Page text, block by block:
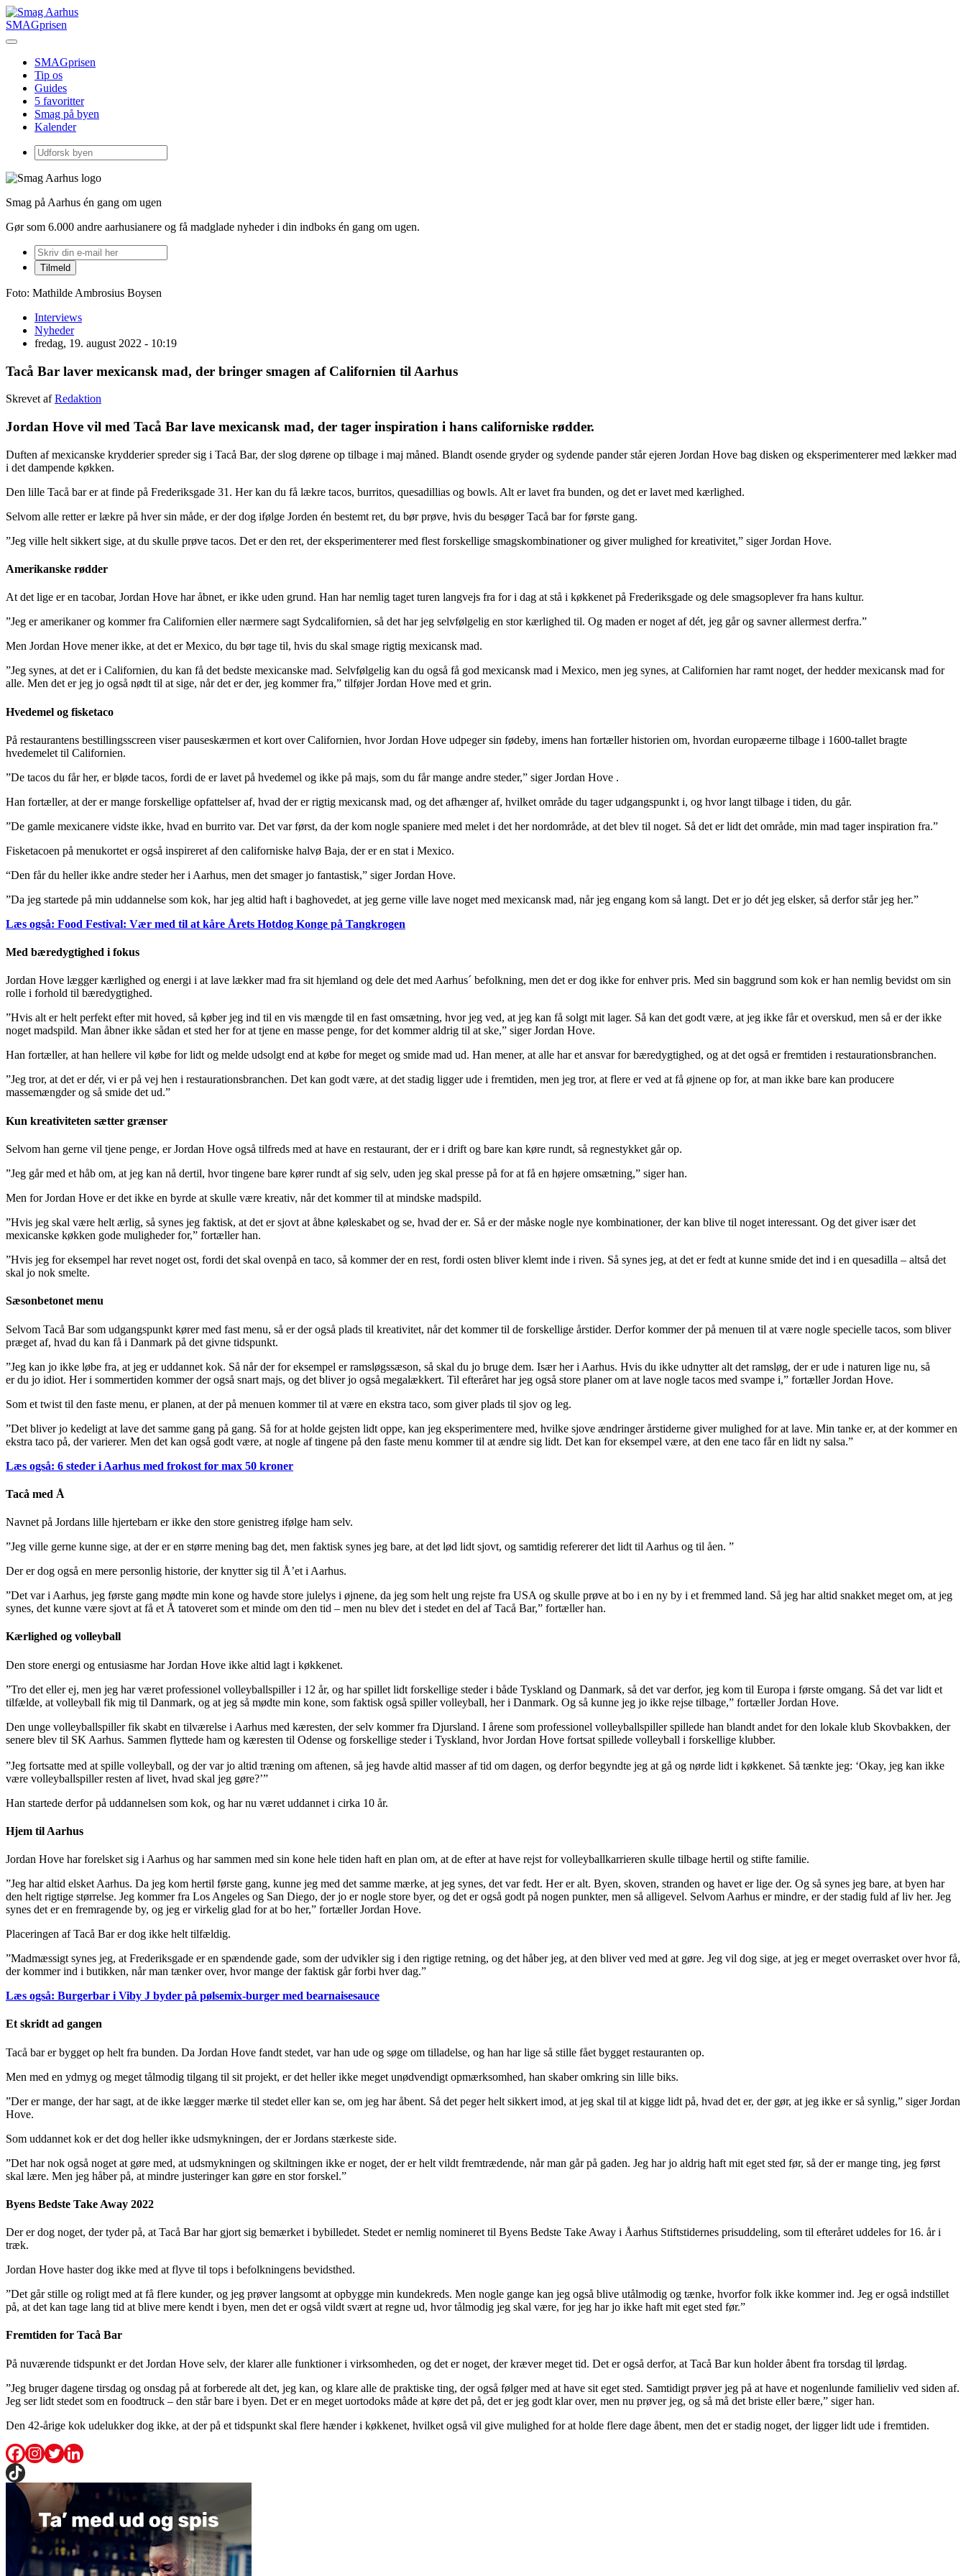
SMAGprisen
SMAGprisen
Tip os
Guides
5 favoritter
Smag på byen
Kalender
Smag på Aarhus én gang om ugen
Gør som 6.000 andre aarhusianere og få madglade nyheder i din indboks én gang om ugen.
Foto: Mathilde Ambrosius Boysen
Interviews
Nyheder
fredag, 19. august 2022 - 10:19
Tacå Bar laver mexicansk mad, der bringer smagen af Californien til Aarhus
Skrevet afRedaktion
Jordan Hove vil med Tacå Bar lave mexicansk mad, der tager inspiration i hans californiske rødder.
Duften af mexicanske krydderier spreder sig i Tacå Bar, der slog dørene op tilbage i maj måned. Blandt osende gryder og sydende pander står ejeren Jordan Hove bag disken og eksperimenterer med lækker mad
i det dampende køkken.
Den lille Tacå bar er at finde på Frederiksgade 31. Her kan du få lækre tacos, burritos, quesadillias og bowls. Alt er lavet fra bunden, og det er lavet med kærlighed.
Selvom alle retter er lækre på hver sin måde, er der dog ifølge Jorden én bestemt ret, du bør prøve, hvis du besøger Tacå bar for første gang.
”Jeg ville helt sikkert sige, at du skulle prøve tacos. Det er den ret, der eksperimenterer med flest forskellige smagskombinationer og giver mulighed for kreativitet,” siger Jordan Hove.
Amerikanske rødder
At det lige er en tacobar, Jordan Hove har åbnet, er ikke uden grund. Han har nemlig taget turen langvejs fra for i dag at stå i køkkenet på Frederiksgade og dele smagsoplever fra hans kultur.
”Jeg er amerikaner og kommer fra Californien eller nærmere sagt Sydcalifornien, så det har jeg selvfølgelig en stor kærlighed til. Og maden er noget af dét, jeg går og savner allermest derfra.”
Men Jordan Hove mener ikke, at det er Mexico, du bør tage til, hvis du skal smage rigtig mexicansk mad.
”Jeg synes, at det er i Californien, du kan få det bedste mexicanske mad. Selvfølgelig kan du også få god mexicansk mad i Mexico, men jeg synes, at Californien har ramt noget, der hedder mexicansk mad for
alle. Men det er jeg jo også nødt til at sige, når det er der, jeg kommer fra,” tilføjer Jordan Hove med et grin.
Hvedemel og fisketaco
På restaurantens bestillingsscreen viser pauseskærmen et kort over Californien, hvor Jordan Hove udpeger sin fødeby, imens han fortæller historien om, hvordan europæerne tilbage i 1600-tallet bragte
hvedemelet til Californien.
”De tacos du får her, er bløde tacos, fordi de er lavet på hvedemel og ikke på majs, som du får mange andre steder,” siger Jordan Hove .
Han fortæller, at der er mange forskellige opfattelser af, hvad der er rigtig mexicansk mad, og det afhænger af, hvilket område du tager udgangspunkt i, og hvor langt tilbage i tiden, du går.
”De gamle mexicanere vidste ikke, hvad en burrito var. Det var først, da der kom nogle spaniere med melet i det her nordområde, at det blev til noget. Så det er lidt det område, min mad tager inspiration fra.”
Fisketacoen på menukortet er også inspireret af den californiske halvø Baja, der er en stat i Mexico.
“Den får du heller ikke andre steder her i Aarhus, men det smager jo fantastisk,” siger Jordan Hove.
”Da jeg startede på min uddannelse som kok, har jeg altid haft i baghovedet, at jeg gerne ville lave noget med mexicansk mad, når jeg engang kom så langt. Det er jo dét jeg elsker, så derfor står jeg her.”
Læs også: Food Festival: Vær med til at kåre Årets Hotdog Konge på Tangkrogen
Med bæredygtighed i fokus
Jordan Hove lægger kærlighed og energi i at lave lækker mad fra sit hjemland og dele det med Aarhus´ befolkning, men det er dog ikke for enhver pris. Med sin baggrund som kok er han nemlig bevidst om sin
rolle i forhold til bæredygtighed.
”Hvis alt er helt perfekt efter mit hoved, så køber jeg ind til en vis mængde til en fast omsætning, hvor jeg ved, at jeg kan få solgt mit lager. Så kan det godt være, at jeg ikke får et overskud, men så er der ikke
noget madspild. Man åbner ikke sådan et sted her for at tjene en masse penge, for det kommer aldrig til at ske,” siger Jordan Hove.
Han fortæller, at han hellere vil købe for lidt og melde udsolgt end at købe for meget og smide mad ud. Han mener, at alle har et ansvar for bæredygtighed, og at det også er fremtiden i restaurationsbranchen.
”Jeg tror, at det er dér, vi er på vej hen i restaurationsbranchen. Det kan godt være, at det stadig ligger ude i fremtiden, men jeg tror, at flere er ved at få øjnene op for, at man ikke bare kan producere
massemængder og så smide det ud.”
Kun kreativiteten sætter grænser
Selvom han gerne vil tjene penge, er Jordan Hove også tilfreds med at have en restaurant, der er i drift og bare kan køre rundt, så regnestykket går op.
”Jeg går med et håb om, at jeg kan nå dertil, hvor tingene bare kører rundt af sig selv, uden jeg skal presse på for at få en højere omsætning,” siger han.
Men for Jordan Hove er det ikke en byrde at skulle være kreativ, når det kommer til at mindske madspild.
”Hvis jeg skal være helt ærlig, så synes jeg faktisk, at det er sjovt at åbne køleskabet og se, hvad der er. Så er der måske nogle nye kombinationer, der kan blive til noget interessant. Og det giver især det
mexicanske køkken gode muligheder for,” fortæller han.
”Hvis jeg for eksempel har revet noget ost, fordi det skal ovenpå en taco, så kommer der en rest, fordi osten bliver klemt inde i riven. Så synes jeg, at det er fedt at kunne smide det ind i en quesadilla – altså det
skal jo nok smelte.
Sæsonbetonet menu
Selvom Tacå Bar som udgangspunkt kører med fast menu, så er der også plads til kreativitet, når det kommer til de forskellige årstider. Derfor kommer der på menuen til at være nogle specielle tacos, som bliver
præget af, hvad du kan få i Danmark på det givne tidspunkt.
”Jeg kan jo ikke løbe fra, at jeg er uddannet kok. Så når der for eksempel er ramsløgssæson, så skal du jo bruge dem. Især her i Aarhus. Hvis du ikke udnytter alt det ramsløg, der er ude i naturen lige nu, så
er du jo idiot. Her i sommertiden kommer der også snart majs, og det bliver jo også megalækkert. Til efteråret har jeg også store planer om at lave nogle tacos med svampe i,” fortæller Jordan Hove.
Som et twist til den faste menu, er planen, at der på menuen kommer til at være en ekstra taco, som giver plads til sjov og leg.
”Det bliver jo kedeligt at lave det samme gang på gang. Så for at holde gejsten lidt oppe, kan jeg eksperimentere med, hvilke sjove ændringer årstiderne giver mulighed for at lave. Min tanke er, at der kommer en
ekstra taco på, der varierer. Men det kan også godt være, at nogle af tingene på den faste menu kommer til at ændre sig lidt. Det kan for eksempel være, at den ene taco får en lidt ny salsa.”
Læs også: 6 steder i Aarhus med frokost for max 50 kroner
Tacå med Å
Navnet på Jordans lille hjertebarn er ikke den store genistreg ifølge ham selv.
”Jeg ville gerne kunne sige, at der er en større mening bag det, men faktisk synes jeg bare, at det lød lidt sjovt, og samtidig refererer det lidt til Aarhus og til åen. ”
Der er dog også en mere personlig historie, der knytter sig til Å’et i Aarhus.
”Det var i Aarhus, jeg første gang mødte min kone og havde store julelys i øjnene, da jeg som helt ung rejste fra USA og skulle prøve at bo i en ny by i et fremmed land. Så jeg har altid snakket meget om, at jeg
synes, det kunne være sjovt at få et Å tatoveret som et minde om den tid – men nu blev det i stedet en del af Tacå Bar,” fortæller han.
Kærlighed og volleyball
Den store energi og entusiasme har Jordan Hove ikke altid lagt i køkkenet.
”Tro det eller ej, men jeg har været professionel volleyballspiller i 12 år, og har spillet lidt forskellige steder i både Tyskland og Danmark, så det var derfor, jeg kom til Europa i første omgang. Så det var lidt et
tilfælde, at volleyball fik mig til Danmark, og at jeg så mødte min kone, som faktisk også spiller volleyball, her i Danmark. Og så kunne jeg jo ikke rejse tilbage,” fortæller Jordan Hove.
Den unge volleyballspiller fik skabt en tilværelse i Aarhus med kæresten, der selv kommer fra Djursland. I årene som professionel volleyballspiller spillede han blandt andet for den lokale klub Skovbakken, der
senere blev til SK Aarhus. Sammen flyttede ham og kæresten til Odense og forskellige steder i Tyskland, hvor Jordan Hove fortsat spillede volleyball i forskellige klubber.
”Jeg fortsatte med at spille volleyball, og der var jo altid træning om aftenen, så jeg havde altid masser af tid om dagen, og derfor begyndte jeg at gå og nørde lidt i køkkenet. Så tænkte jeg: ‘Okay, jeg kan ikke
være volleyballspiller resten af livet, hvad skal jeg gøre?’”
Han startede derfor på uddannelsen som kok, og har nu været uddannet i cirka 10 år.
Hjem til Aarhus
Jordan Hove har forelsket sig i Aarhus og har sammen med sin kone hele tiden haft en plan om, at de efter at have rejst for volleyballkarrieren skulle tilbage hertil og stifte familie.
”Jeg har altid elsket Aarhus. Da jeg kom hertil første gang, kunne jeg med det samme mærke, at jeg synes, det var fedt. Her er alt. Byen, skoven, stranden og havet er lige der. Og så synes jeg bare, at byen har
den helt rigtige størrelse. Jeg kommer fra Los Angeles og San Diego, der jo er nogle store byer, og det er også godt på nogen punkter, men så alligevel. Selvom Aarhus er mindre, er der stadig fuld af liv her. Jeg
synes det er en fremragende by, og jeg er virkelig glad for at bo her,” fortæller Jordan Hove.
Placeringen af Tacå Bar er dog ikke helt tilfældig.
”Madmæssigt synes jeg, at Frederiksgade er en spændende gade, som der udvikler sig i den rigtige retning, og det håber jeg, at den bliver ved med at gøre. Jeg vil dog sige, at jeg er meget overrasket over hvor få,
der kommer ind i butikken, når man tænker over, hvor mange der faktisk går forbi hver dag.”
Læs også: Burgerbar i Viby J byder på pølsemix-burger med bearnaisesauce
Et skridt ad gangen
Tacå bar er bygget op helt fra bunden. Da Jordan Hove fandt stedet, var han ude og søge om tilladelse, og han har lige så stille fået bygget restauranten op.
Men med en ydmyg og meget tålmodig tilgang til sit projekt, er det heller ikke meget unødvendigt opmærksomhed, han skaber omkring sin lille biks.
”Der er mange, der har sagt, at de ikke lægger mærke til stedet eller kan se, om jeg har åbent. Så det peger helt sikkert imod, at jeg skal til at kigge lidt på, hvad det er, der gør, at jeg ikke er så synlig,” siger Jordan
Hove.
Som uddannet kok er det dog heller ikke udsmykningen, der er Jordans stærkeste side.
”Det har nok også noget at gøre med, at udsmykningen og skiltningen ikke er noget, der er helt vildt fremtrædende, når man går på gaden. Jeg har jo aldrig haft mit eget sted før, så der er mange ting, jeg først
skal lære. Men jeg håber på, at mindre justeringer kan gøre en stor forskel.”
Byens Bedste Take Away 2022
Der er dog noget, der tyder på, at Tacå Bar har gjort sig bemærket i bybilledet. Stedet er nemlig nomineret til Byens Bedste Take Away i Åarhus Stiftstidernes prisuddeling, som til efteråret uddeles for 16. år i
træk.
Jordan Hove haster dog ikke med at flyve til tops i befolkningens bevidsthed.
”Det går stille og roligt med at få flere kunder, og jeg prøver langsomt at opbygge min kundekreds. Men nogle gange kan jeg også blive utålmodig og tænke, hvorfor folk ikke kommer ind. Jeg er også indstillet
på, at det kan tage lang tid at blive mere kendt i byen, men det er også vildt svært at regne ud, hvor tålmodig jeg skal være, for jeg har jo ikke haft mit eget sted før.”
Fremtiden for Tacå Bar
På nuværende tidspunkt er det Jordan Hove selv, der klarer alle funktioner i virksomheden, og det er noget, der kræver meget tid. Det er også derfor, at Tacå Bar kun holder åbent fra torsdag til lørdag.
”Jeg bruger dagene tirsdag og onsdag på at forberede alt det, jeg kan, og klare alle de praktiske ting, der også følger med at have sit eget sted. Samtidigt prøver jeg på at have et nogenlunde familieliv ved siden af.
Jeg ser lidt stedet som en foodtruck – den står bare i byen. Det er en meget uortodoks måde at køre det på, det er jeg godt klar over, men nu prøver jeg, og så må det briste eller bære,” siger han.
Den 42-årige kok udelukker dog ikke, at der på et tidspunkt skal flere hænder i køkkenet, hvilket også vil give mulighed for at holde flere dage åbent, men det er stadig noget, der ligger lidt ude i fremtiden.